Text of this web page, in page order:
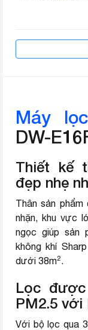
Bảng điều khiển
Năm ra mắt
Chế độ hoạt
Mức độ lọc
Cảm biến
Máy
DW-
Thiết kế
đẹp nhẹ
Thân sản
nhặn, khu vực
ngọc giúp sản
không khí
dưới 38m2.
Lọc được
PM2.5 với
Với bộ lọc qua